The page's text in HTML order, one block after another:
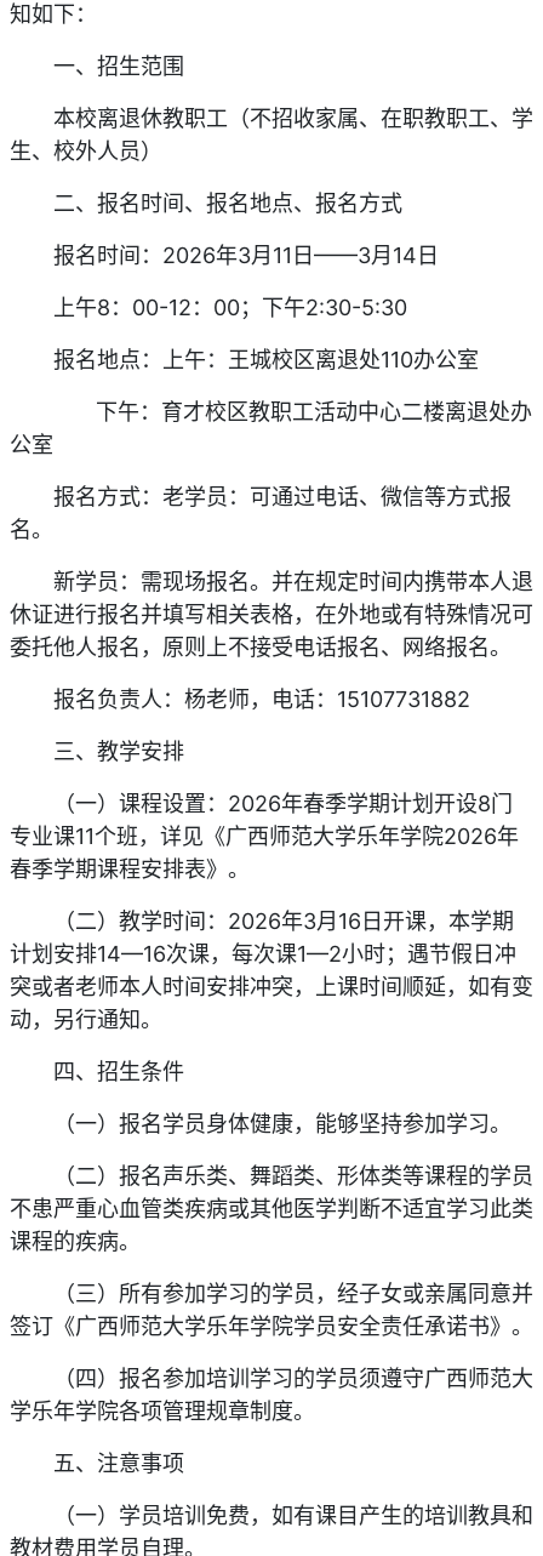
知如下：
一、招生范围
本校离退休教职工（不招收家属、在职教职工、学
生、校外人员）
二、报名时间、报名地点、报名方式
报名时间：2026年3月11日——3月14日
上午8：00-12：00；下午2:30-5:30
报名地点：上午：王城校区离退处110办公室
下午：育才校区教职工活动中心二楼离退处办
公室
报名方式：老学员：可通过电话、微信等方式报
名。
新学员：需现场报名。并在规定时间内携带本人退
休证进行报名并填写相关表格，在外地或有特殊情况可
委托他人报名，原则上不接受电话报名、网络报名。
报名负责人：杨老师，电话：15107731882
三、教学安排
（一）课程设置：2026年春季学期计划开设8门
专业课11个班，详见《广西师范大学乐年学院2026年
春季学期课程安排表》。
（二）教学时间：2026年3月16日开课，本学期
计划安排14—16次课，每次课1—2小时；遇节假日冲
突或者老师本人时间安排冲突，上课时间顺延，如有变
动，另行通知。
四、招生条件
（一）报名学员身体健康，能够坚持参加学习。
（二）报名声乐类、舞蹈类、形体类等课程的学员
不患严重心血管类疾病或其他医学判断不适宜学习此类
课程的疾病。
（三）所有参加学习的学员，经子女或亲属同意并
签订《广西师范大学乐年学院学员安全责任承诺书》。
（四）报名参加培训学习的学员须遵守广西师范大
学乐年学院各项管理规章制度。
五、注意事项
（一）学员培训免费，如有课目产生的培训教具和
教材费用学员自理。